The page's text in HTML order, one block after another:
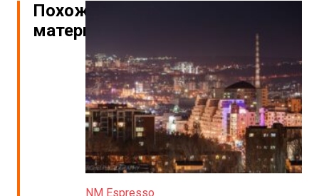
Похожие
материалы
NM Espresso